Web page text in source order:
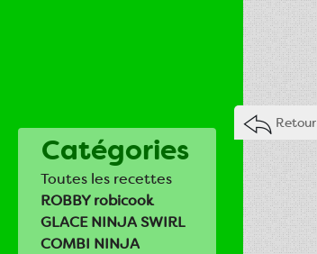
Catégories
Toutes les recettes
ROBBY robicook
GLACE NINJA SWIRL
COMBI NINJA